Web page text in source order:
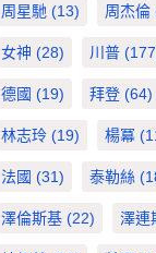
周星馳 (13) 周杰倫
女神 (28) 川普
德國 (19) 拜登 (64)
林志玲 (19) 楊冪
法國 (31) 泰勒絲
澤倫斯基 (22) 澤連